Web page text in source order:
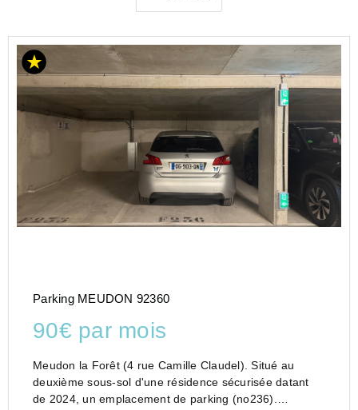
LOCATION
PARKING
ILE-
DE-
FRANCE
(92190)
Parking MEUDON 92360
90€ par mois
Meudon la Forêt (4 rue Camille Claudel). Situé au
deuxième sous-sol d'une résidence sécurisée datant
de 2024, un emplacement de parking (no236).